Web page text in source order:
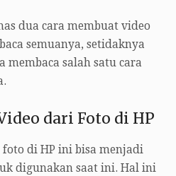
dua cara membuat video
semuanya, setidaknya
membaca salah satu cara
dari Foto di HP
di HP ini bisa menjadi
digunakan saat ini. Hal ini